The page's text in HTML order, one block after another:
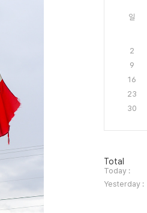
일
2
9
16
23
30
방
문
자
수
Total
Today :
Yesterday :